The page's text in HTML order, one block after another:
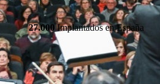
27.000Implantados en España